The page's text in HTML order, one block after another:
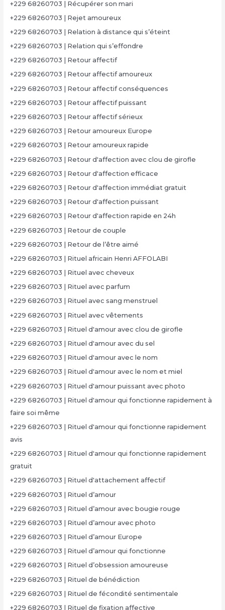
+229 68260703 | Récupérer son mari
+229 68260703 | Rejet amoureux
+229 68260703 | Relation à distance qui s’éteint
+229 68260703 | Relation qui s’effondre
+229 68260703 | Retour affectif
+229 68260703 | Retour affectif amoureux
+229 68260703 | Retour affectif conséquences
+229 68260703 | Retour affectif puissant
+229 68260703 | Retour affectif sérieux
+229 68260703 | Retour amoureux Europe
+229 68260703 | Retour amoureux rapide
+229 68260703 | Retour d'affection avec clou de girofle
+229 68260703 | Retour d'affection efficace
+229 68260703 | Retour d'affection immédiat gratuit
+229 68260703 | Retour d'affection puissant
+229 68260703 | Retour d'affection rapide en 24h
+229 68260703 | Retour de couple
+229 68260703 | Retour de l’être aimé
+229 68260703 | Rituel africain Henri AFFOLABI
+229 68260703 | Rituel avec cheveux
+229 68260703 | Rituel avec parfum
+229 68260703 | Rituel avec sang menstruel
+229 68260703 | Rituel avec vêtements
+229 68260703 | Rituel d'amour avec clou de girofle
+229 68260703 | Rituel d'amour avec du sel
+229 68260703 | Rituel d'amour avec le nom
+229 68260703 | Rituel d'amour avec le nom et miel
+229 68260703 | Rituel d'amour puissant avec photo
+229 68260703 | Rituel d'amour qui fonctionne rapidement à
faire soi même
+229 68260703 | Rituel d'amour qui fonctionne rapidement
avis
+229 68260703 | Rituel d'amour qui fonctionne rapidement
gratuit
+229 68260703 | Rituel d'attachement affectif
+229 68260703 | Rituel d’amour
+229 68260703 | Rituel d’amour avec bougie rouge
+229 68260703 | Rituel d’amour avec photo
+229 68260703 | Rituel d’amour Europe
+229 68260703 | Rituel d’amour qui fonctionne
+229 68260703 | Rituel d’obsession amoureuse
+229 68260703 | Rituel de bénédiction
+229 68260703 | Rituel de fécondité sentimentale
+229 68260703 | Rituel de fixation affective